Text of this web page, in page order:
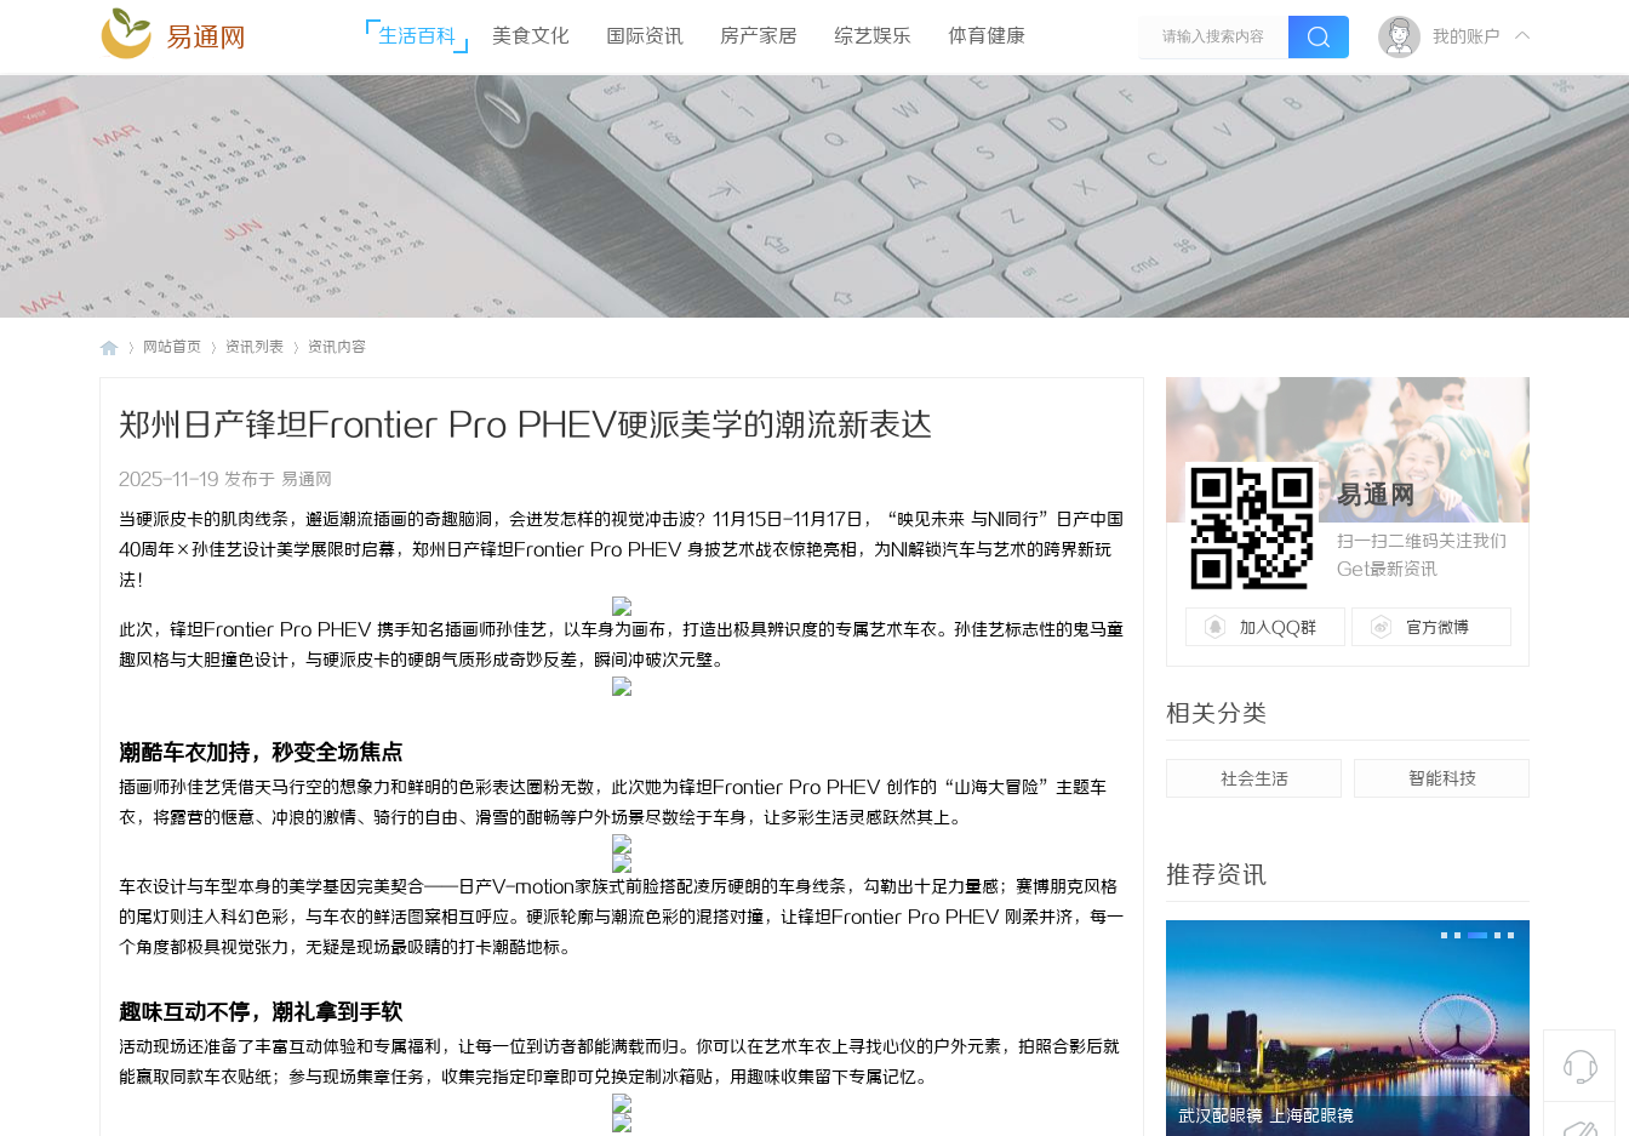
易通网 生活百科 美食文化 国际资讯 房产家居 综艺娱乐 体育健康 我的账户
网站首页 资讯列表 资讯内容
郑州日产锋坦Frontier Pro PHEV硬派美学的潮流新表达
2025-11-19 发布于 易通网
当硬派皮卡的肌肉线条，邂逅潮流插画的奇趣脑洞，会迸发怎样的视觉冲击波？11月15日-11月17日，“映见未来 与NI同行”日产中国
40周年×孙佳艺设计美学展限时启幕，郑州日产锋坦Frontier Pro PHEV 身披艺术战衣惊艳亮相，为NI解锁汽车与艺术的跨界新玩
法！
此次，锋坦Frontier Pro PHEV 携手知名插画师孙佳艺，以车身为画布，打造出极具辨识度的专属艺术车衣。孙佳艺标志性的鬼马童
趣风格与大胆撞色设计，与硬派皮卡的硬朗气质形成奇妙反差，瞬间冲破次元壁。
潮酷车衣加持，秒变全场焦点
插画师孙佳艺凭借天马行空的想象力和鲜明的色彩表达圈粉无数，此次她为锋坦Frontier Pro PHEV 创作的“山海大冒险”主题车
衣，将露营的惬意、冲浪的激情、骑行的自由、滑雪的酣畅等户外场景尽数绘于车身，让多彩生活灵感跃然其上。
车衣设计与车型本身的美学基因完美契合——日产V-motion家族式前脸搭配凌厉硬朗的车身线条，勾勒出十足力量感；赛博朋克风格
的尾灯则注入科幻色彩，与车衣的鲜活图案相互呼应。硬派轮廓与潮流色彩的混搭对撞，让锋坦Frontier Pro PHEV 刚柔并济，每一
个角度都极具视觉张力，无疑是现场最吸睛的打卡潮酷地标。
趣味互动不停，潮礼拿到手软
活动现场还准备了丰富互动体验和专属福利，让每一位到访者都能满载而归。你可以在艺术车衣上寻找心仪的户外元素，拍照合影后就
能赢取同款车衣贴纸；参与现场集章任务，收集完指定印章即可兑换定制冰箱贴，用趣味收集留下专属记忆。
易通网
扫一扫二维码关注我们
Get最新资讯
加入QQ群 官方微博
相关分类
社会生活 智能科技
推荐资讯
厦门展览公司全方位服务助力企业品牌打造与 武汉配眼镜 上海配眼镜 星星影院